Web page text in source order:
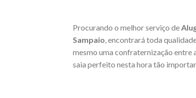
Procurando o melhor serviço de
Sampaio, encontrará toda
mesmo uma confraternização entre
saia perfeito nesta hora tão